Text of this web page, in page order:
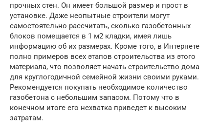
прочных стен. Он имеет большой размер и прост в
установке. Даже неопытные строители могут
самостоятельно рассчитать, сколько газобетонных
блоков помещается в 1 м2 кладки, имея лишь
информацию об их размерах. Кроме того, в Интернете
полно примеров всех этапов строительства из этого
материала, что позволяет начать строительство дома
для круглогодичной семейной жизни своими руками.
Рекомендуется покупать необходимое количество
газобетона с небольшим запасом. Потому что в
конечном итоге его нехватка приведет к высоким
затратам.